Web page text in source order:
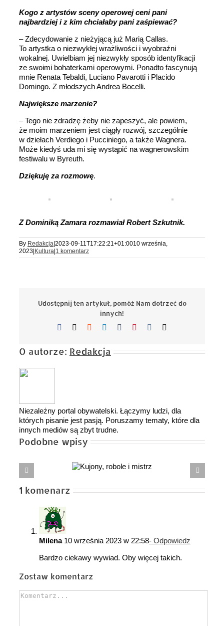
Kogo z artystów sceny operowej ceni pani
najbardziej i z kim chciałaby pani zaśpiewać?
– Zdecydowanie z nieżyjącą już Marią Callas.
To artystka o niezwykłej wrażliwości i wyobraźni
wokalnej. Uwielbiam jej niezwykły sposób identyfikacji
ze swoimi bohaterkami operowymi. Ponadto fascynują
mnie Renata Tebaldi, Luciano Pavarotti i Placido
Domingo. Z młodszych Andrea Bocelli.
Największe marzenie?
– Tego nie zdradzę żeby nie zapeszyć, ale powiem,
że moim marzeniem jest ciągły rozwój, szczególnie
w dziełach Verdiego i Pucciniego, a także Wagnera.
Może kiedyś uda mi się wystąpić na wagnerowskim
festiwalu w Byreuth.
Dziękuję za rozmowę.
Z Dominiką Zamara rozmawiał Robert Szkutnik.
By Redakcja|2023-09-11T17:22:21+01:0010 września,
2023|Kultura|1 komentarz
Udostępnij ten artykuł, pomóż Nam dotrzeć do
innych!
Facebook Reddit LinkedIn
TumblrPinterest
O autorze: Redakcja
Niezależny portal obywatelski. Łączymy ludzi, dla
których pisanie jest pasją. Poruszamy tematy, które dla
innych mediów są zbyt trudne.
Podobne wpisy
Kujony, robole
1 komenarz
Milena10 września 2023 w 22:58- Odpowiedz
Bardzo ciekawy wywiad. Oby więcej takich.
Zostaw komentarz
Comment